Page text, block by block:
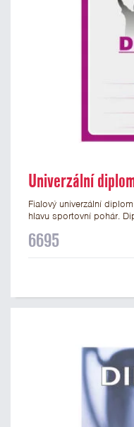
Univerzální
Fialový univerzální
hlavu sportovní pohár.
formátu A4 a A5. Tento
motivem vítězů s
6695